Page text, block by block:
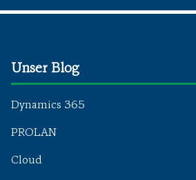
Unser Blog
Dynamics 365
PROLAN
Cloud